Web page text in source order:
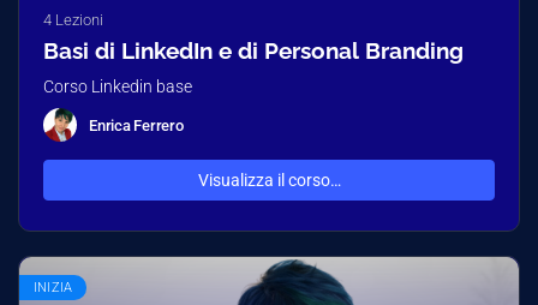
4 Lezioni
Basi di LinkedIn e di Personal Branding
Corso Linkedin base
Enrica Ferrero
Visualizza il corso…
INIZIA